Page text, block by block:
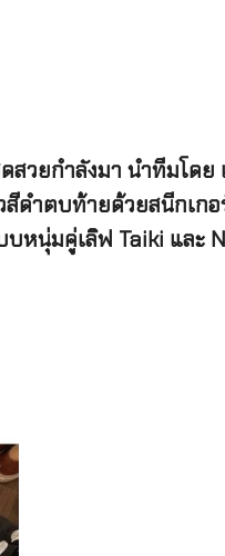
สวยกำลังมา นำทีมโดย
ดำตบท้ายด้วยสนีกเกอ
บหนุ่มคู่เลิฟ Taiki และ